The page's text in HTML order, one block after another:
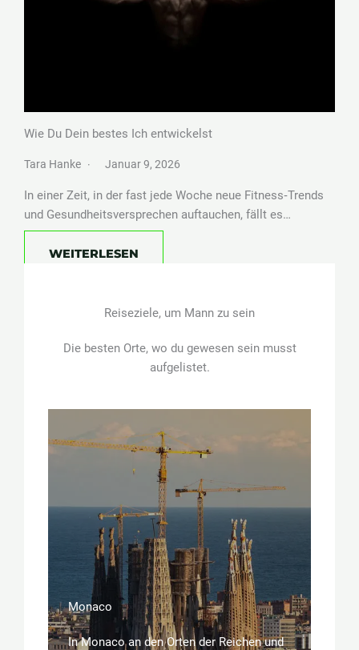
Wie Du Dein bestes Ich entwickelst
Tara Hanke Januar 9, 2026
In einer Zeit, in der fast jede Woche neue Fitness‑Trends
und Gesundheitsversprechen auftauchen, fällt es…
WEITERLESEN
Reiseziele, um Mann zu sein
Die besten Orte, wo du gewesen sein musst
aufgelistet.
Monaco
In Monaco an den Orten der Reichen und